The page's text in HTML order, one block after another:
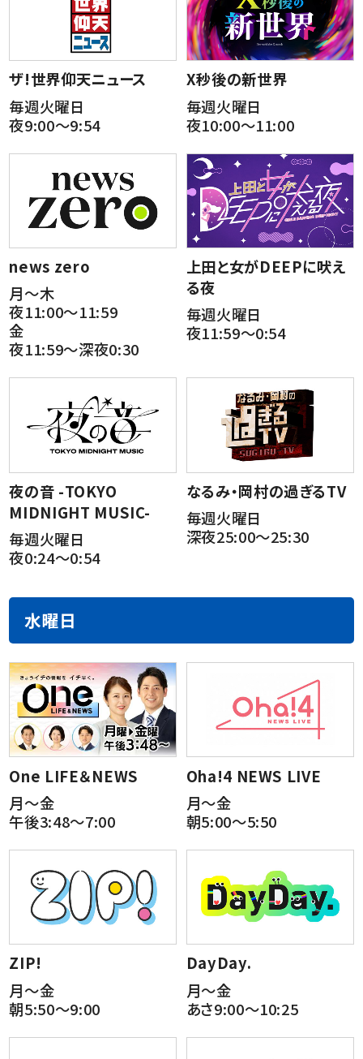
ザ!世界仰天ニュース
毎週火曜日
夜9:00～9:54
X秒後の新世界
毎週火曜日
夜10:00～11:00
news zero
月～木
夜11:00～11:59
金
夜11:59～深夜0:30
上田と女がDEEPに吠え
る夜
毎週火曜日
夜11:59～0:54
夜の音 -TOKYO
MIDNIGHT MUSIC-
毎週火曜日
夜0:24～0:54
なるみ・岡村の過ぎるTV
毎週火曜日
深夜25:00～25:30
水曜日
One LIFE＆NEWS
月～金
午後3:48～7:00
Oha!4 NEWS LIVE
月～金
朝5:00～5:50
ZIP!
月～金
朝5:50～9:00
DayDay.
月～金
あさ9:00～10:25